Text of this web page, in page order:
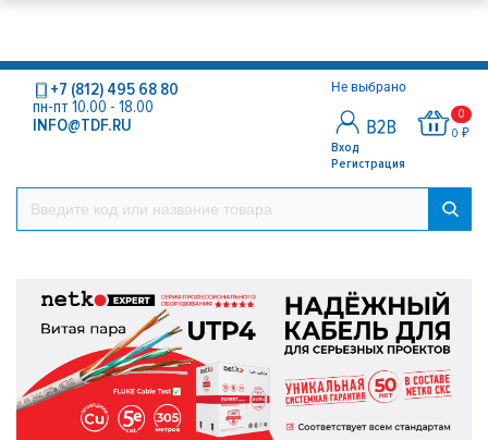
Не выбрано
Вход
Регистрация
0
0 ₽
+7 (812) 495 68 80
пн-пт 10.00 - 18.00
INFO@TDF.RU